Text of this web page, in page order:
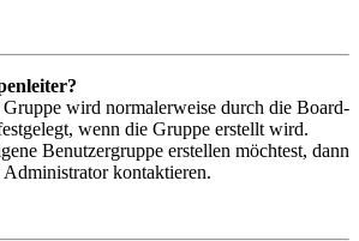
wird normalerweise durch die Board-
wenn die Gruppe erstellt wird.
Benutzergruppe erstellen möchtest, dann
Administrator kontaktieren.